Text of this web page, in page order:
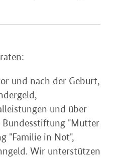
und nach der Geburt,
und über
"Mutter
"Familie in Not",
Wir unterstützen